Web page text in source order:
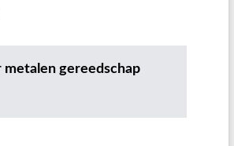
metalen gereedschap